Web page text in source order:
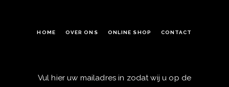
HOME OVER ONS ONLINE SHOP CONTACT
Vul hier uw mailadres in zodat wij u op de